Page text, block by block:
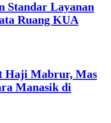
Standar Layanan
Ruang KUA
Haji Mabrur, Mas
Manasik di